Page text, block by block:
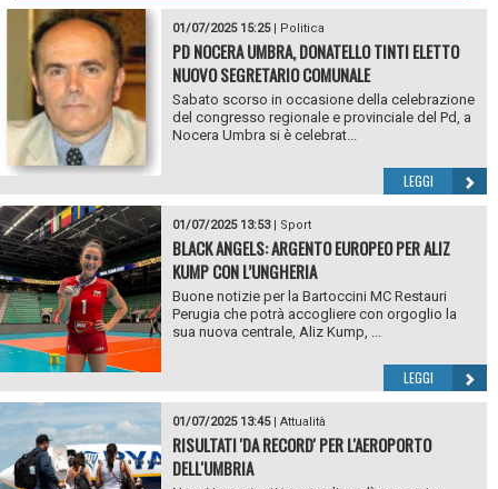
01/07/2025 15:25| Politica
PD NOCERA UMBRA, DONATELLO TINTI ELETTO
NUOVO SEGRETARIO COMUNALE
Sabato scorso in occasione della celebrazione
del congresso regionale e provinciale del Pd, a
Nocera Umbra si è celebrat...
LEGGI
01/07/2025 13:53| Sport
BLACK ANGELS: ARGENTO EUROPEO PER ALIZ
KUMP CON L’UNGHERIA
Buone notizie per la Bartoccini MC Restauri
Perugia che potrà accogliere con orgoglio la
sua nuova centrale, Aliz Kump, ...
LEGGI
01/07/2025 13:45| Attualità
RISULTATI 'DA RECORD' PER L'AEROPORTO
DELL'UMBRIA